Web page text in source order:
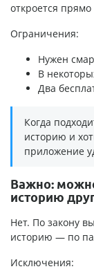
откроется
Ограничения:
Нужен
В
Два
Когда
историю и
приложение
Важно:
историю
Нет. По закону
историю — по
Исключения: